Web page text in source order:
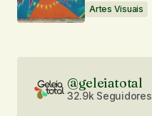
Artes Visuais
@geleiatotal
32.9k Seguidores